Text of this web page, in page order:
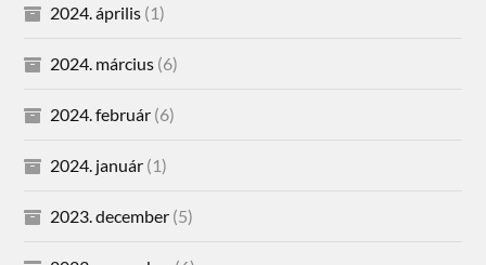
2024. április (1)
2024. március (6)
2024. február (6)
2024. január (1)
2023. december (5)